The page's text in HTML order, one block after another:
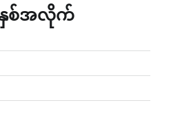
းနှစ်အလိုက်